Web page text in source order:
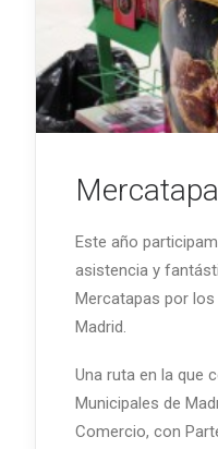
Este año
asistencia y
Mercatapas por
Madrid.
Una ruta en la que
Municipales de
Comercio, con